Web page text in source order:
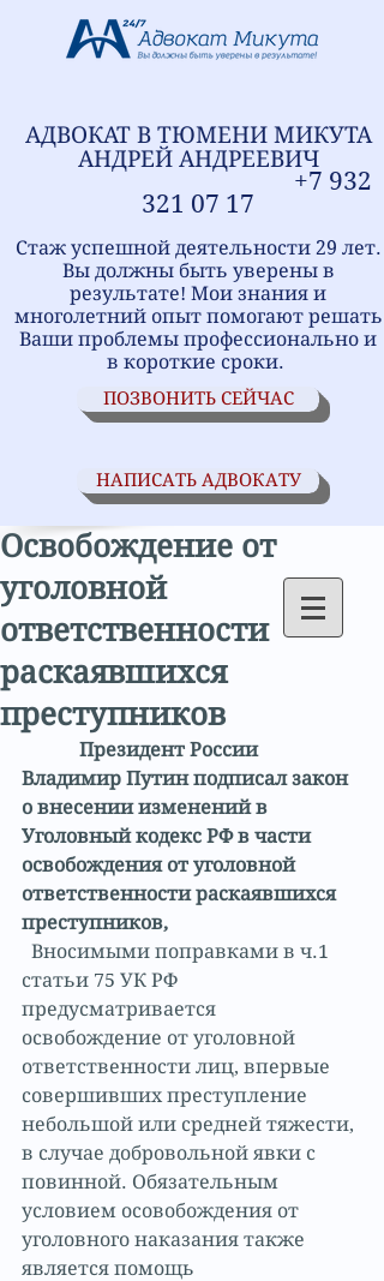
АДВОКАТ В ТЮМЕНИ МИКУТА
АНДРЕЙ АНДРЕЕВИЧ
+7 932
321 07 17
Стаж успешной деятельности 29 лет.
Вы должны быть уверены в
результате! Мои знания и
многолетний опыт помогают решать
Ваши проблемы профессионально и
в короткие сроки.
ПОЗВОНИТЬ СЕЙЧАС
НАПИСАТЬ АДВОКАТУ
Освобождение от
уголовной
ответственности
раскаявшихся
преступников
Владимир Путин подписал закон
о внесении изменений в
Уголовный кодекс РФ в части
освобождения от уголовной
ответственности раскаявшихся
преступников,
статьи 75 УК РФ
предусматривается
освобождение от уголовной
ответственности лиц, впервые
совершивших преступление
небольшой или средней тяжести,
в случае добровольной явки с
повинной. Обязательным
условием осовобождения от
уголовного наказания также
является помощь